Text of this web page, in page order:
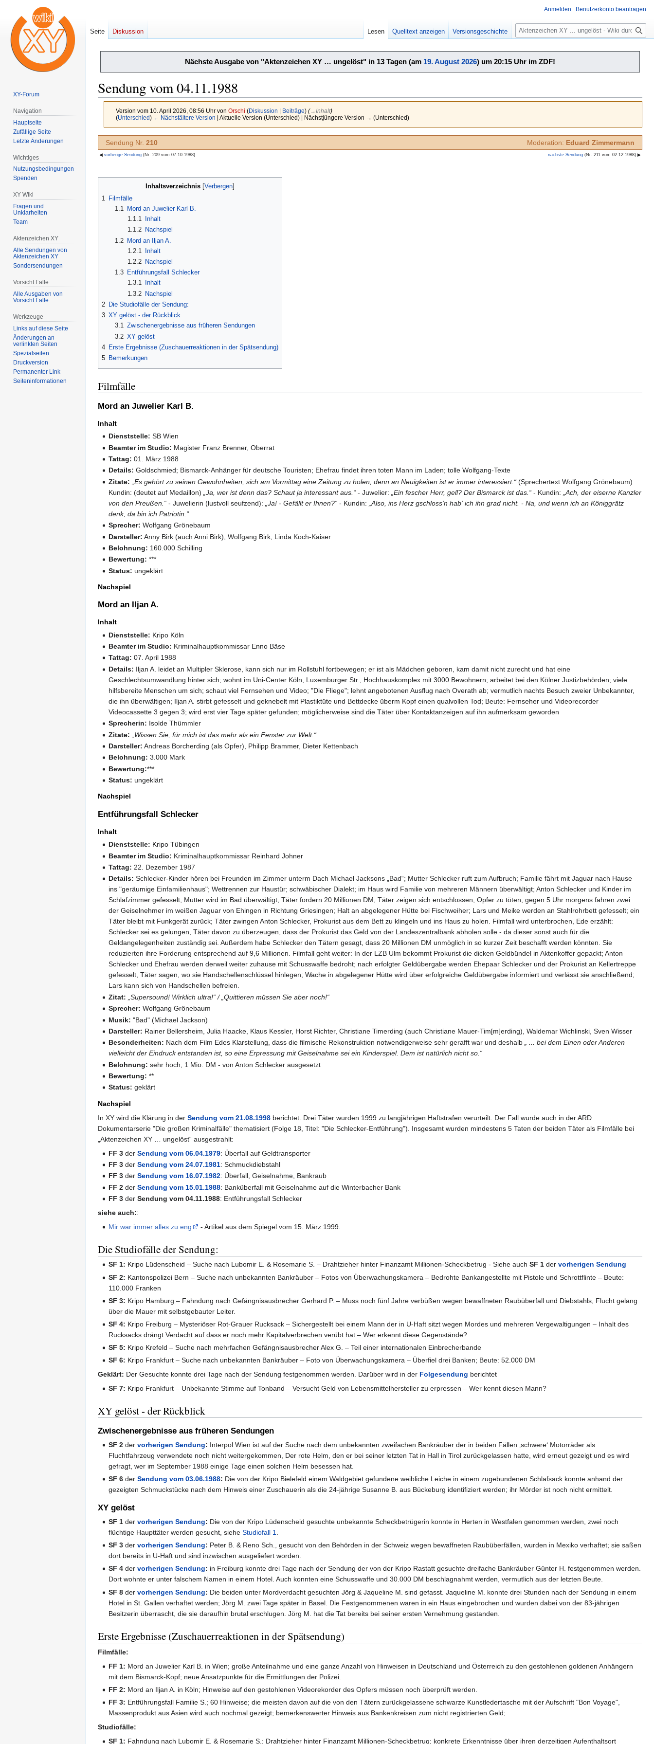
Nächste Ausgabe von "Aktenzeichen XY … ungelöst" in 13 Tagen (am 19. August 2026) um 20:15 Uhr im ZDF!
Sendung vom 04.11.1988
Version vom 10. April 2026, 08:56 Uhr von Orschi (Diskussion | Beiträge) (→‎Inhalt)
(Unterschied) ← Nächstältere Version | Aktuelle Version (Unterschied) | Nächstjüngere Version → (Unterschied)
Zur
Navigation
Zur
Suche
Sendung Nr. 210 Moderation: Eduard Zimmermann
◀ vorherige Sendung (Nr. 209 vom 07.10.1988) nächste Sendung (Nr. 211 vom 02.12.1988) ▶
Inhaltsverzeichnis
1 Filmfälle
1.1
Mord an Juwelier Karl B.
1.1.1
Inhalt
1.1.2 Nachspiel
1.2
Mord an Iljan A.
1.2.1
Inhalt
1.2.2 Nachspiel
1.3
Entführungsfall Schlecker
1.3.1
Inhalt
1.3.2 Nachspiel
2 Die Studiofälle der Sendung:
3 XY gelöst - der Rückblick
3.1 Zwischenergebnisse aus früheren Sendungen
3.2 XY gelöst
4 Erste Ergebnisse (Zuschauerreaktionen in der Spätsendung)
5 Bemerkungen
Filmfälle
Mord an Juwelier Karl B.
Inhalt
Dienststelle: SB Wien
Beamter im Studio: Magister Franz Brenner, Oberrat
Tattag: 01. März 1988
Details: Goldschmied; Bismarck-Anhänger für deutsche Touristen; Ehefrau findet ihren toten Mann im Laden; tolle Wolfgang-Texte
Zitate:
„Es gehört zu seinen Gewohnheiten, sich am Vormittag eine Zeitung zu holen, denn an Neuigkeiten ist er immer interessiert.“ (Sprechertext Wolfgang Grönebaum)
Kundin: (deutet auf Medaillon)
„Ja, wer ist denn das? Schaut ja interessant aus.“ - Juwelier: „Ein fescher Herr, gell? Der Bismarck ist das.“ - Kundin:
„Ach, der eiserne Kanzler
von den Preußen.“ - Juwelierin (lustvoll seufzend): „Ja! - Gefällt er Ihnen?“ - Kundin:
„Also, ins Herz gschloss'n hab' ich ihn grad nicht. - Na, und wenn ich an Königgrätz
denk, da bin ich Patriotin.“
Sprecher: Wolfgang Grönebaum
Darsteller: Anny Birk (auch Anni Birk), Wolfgang Birk, Linda Koch-Kaiser
Belohnung: 160.000 Schilling
Bewertung: ***
Status: ungeklärt
Nachspiel
Mord an Iljan A.
Inhalt
Dienststelle: Kripo Köln
Beamter im Studio: Kriminalhauptkommissar Enno Bäse
Tattag: 07. April 1988
Details: Iljan A. leidet an Multipler Sklerose, kann sich nur im Rollstuhl fortbewegen; er ist als Mädchen geboren, kam damit nicht zurecht und hat eine
Geschlechtsumwandlung hinter sich; wohnt im Uni-Center Köln, Luxemburger Str., Hochhauskomplex mit 3000 Bewohnern; arbeitet bei den Kölner Justizbehörden; viele
hilfsbereite Menschen um sich; schaut viel Fernsehen und Video; "Die Fliege"; lehnt angebotenen Ausflug nach Overath ab; vermutlich nachts Besuch zweier Unbekannter,
die ihn überwältigen; Iljan A. stirbt gefesselt und geknebelt mit Plastiktüte und Bettdecke überm Kopf einen qualvollen Tod; Beute: Fernseher und Videorecorder
Videocassette 3 gegen 3; wird erst vier Tage später gefunden; möglicherweise sind die Täter über Kontaktanzeigen auf ihn aufmerksam geworden
Sprecherin: Isolde Thümmler
Zitate:
„Wissen Sie, für mich ist das mehr als ein Fenster zur Welt.“
Darsteller: Andreas Borcherding (als Opfer), Philipp Brammer, Dieter Kettenbach
Belohnung: 3.000 Mark
Bewertung:***
Status: ungeklärt
Nachspiel
Entführungsfall Schlecker
Inhalt
Dienststelle: Kripo Tübingen
Beamter im Studio: Kriminalhauptkommissar Reinhard Johner
Tattag: 22. Dezember 1987
Details: Schlecker-Kinder hören bei Freunden im Zimmer unterm Dach Michael Jacksons „Bad“; Mutter Schlecker ruft zum Aufbruch; Familie fährt mit Jaguar nach Hause
ins "geräumige Einfamilienhaus"; Wettrennen zur Haustür; schwäbischer Dialekt; im Haus wird Familie von mehreren Männern überwältigt; Anton Schlecker und Kinder im
Schlafzimmer gefesselt, Mutter wird im Bad überwältigt; Täter fordern 20 Millionen DM; Täter zeigen sich entschlossen, Opfer zu töten; gegen 5 Uhr morgens fahren zwei
der Geiselnehmer im weißen Jaguar von Ehingen in Richtung Griesingen; Halt an abgelegener Hütte bei Fischweiher; Lars und Meike werden an Stahlrohrbett gefesselt; ein
Täter bleibt mit Funkgerät zurück; Täter zwingen Anton Schlecker, Prokurist aus dem Bett zu klingeln und ins Haus zu holen. Filmfall wird unterbrochen, Ede erzählt:
Schlecker sei es gelungen, Täter davon zu überzeugen, dass der Prokurist das Geld von der Landeszentralbank abholen solle - da dieser sonst auch für die
Geldangelegenheiten zuständig sei. Außerdem habe Schlecker den Tätern gesagt, dass 20 Millionen DM unmöglich in so kurzer Zeit beschafft werden könnten. Sie
reduzierten ihre Forderung entsprechend auf 9,6 Millionen. Filmfall geht weiter: In der LZB Ulm bekommt Prokurist die dicken Geldbündel in Aktenkoffer gepackt; Anton
Schlecker und Ehefrau werden derweil weiter zuhause mit Schusswaffe bedroht; nach erfolgter Geldübergabe werden Ehepaar Schlecker und der Prokurist an Kellertreppe
gefesselt, Täter sagen, wo sie Handschellenschlüssel hinlegen; Wache in abgelegener Hütte wird über erfolgreiche Geldübergabe informiert und verlässt sie anschließend;
Lars kann sich von Handschellen befreien.
Zitat:
„Supersound! Wirklich ultra!“ / „Quittieren müssen Sie aber noch!“
Sprecher: Wolfgang Grönebaum
Musik: "Bad" (Michael Jackson)
Darsteller: Rainer Bellersheim, Julia Haacke, Klaus Kessler, Horst Richter, Christiane Timerding (auch Christiane Mauer-Tim[m]erding), Waldemar Wichlinski, Sven Wisser
Besonderheiten: Nach dem Film Edes Klarstellung, dass die filmische Rekonstruktion notwendigerweise sehr gerafft war und deshalb„ ... bei dem Einen oder Anderen
vielleicht der Eindruck entstanden ist, so eine Erpressung mit Geiselnahme sei ein Kinderspiel. Dem ist natürlich nicht so.“
Belohnung: sehr hoch, 1 Mio. DM - von Anton Schlecker ausgesetzt
Bewertung: **
Status: geklärt
Nachspiel
In XY wird die Klärung in der Sendung vom 21.08.1998 berichtet. Drei Täter wurden 1999 zu langjährigen Haftstrafen verurteilt. Der Fall wurde auch in der ARD
Dokumentarserie "Die großen Kriminalfälle" thematisiert (Folge 18, Titel: "Die Schlecker-Entführung"). Insgesamt wurden mindestens 5 Taten der beiden Täter als Filmfälle bei
„Aktenzeichen XY … ungelöst“ ausgestrahlt:
FF 3 derSendung vom 06.04.1979: Überfall auf Geldtransporter
FF 3 derSendung vom 24.07.1981: Schmuckdiebstahl
FF 3 derSendung vom 16.07.1982: Überfall, Geiselnahme, Bankraub
FF 2 derSendung vom 15.01.1988: Banküberfall mit Geiselnahme auf die Winterbacher Bank
FF 3 derSendung vom 04.11.1988: Entführungsfall Schlecker
siehe auch::
Mir war immer alles zu eng
- Artikel aus dem Spiegel vom 15. März 1999.
Die Studiofälle der Sendung:
SF 1: Kripo Lüdenscheid – Suche nach Lubomir E. & Rosemarie S. – Drahtzieher hinter Finanzamt Millionen-Scheckbetrug - Siehe auchSF 1 dervorherigen Sendung
SF 2: Kantonspolizei Bern – Suche nach unbekannten Bankräuber – Fotos von Überwachungskamera – Bedrohte Bankangestellte mit Pistole und Schrottflinte – Beute:
110.000 Franken
SF 3: Kripo Hamburg – Fahndung nach Gefängnisausbrecher Gerhard P. – Muss noch fünf Jahre verbüßen wegen bewaffneten Raubüberfall und Diebstahls, Flucht gelang
über die Mauer mit selbstgebauter Leiter.
SF 4: Kripo Freiburg – Mysteriöser Rot-Grauer Rucksack – Sichergestellt bei einem Mann der in U-Haft sitzt wegen Mordes und mehreren Vergewaltigungen – Inhalt des
Rucksacks drängt Verdacht auf dass er noch mehr Kapitalverbrechen verübt hat – Wer erkennt diese Gegenstände?
SF 5: Kripo Krefeld – Suche nach mehrfachen Gefängnisausbrecher Alex G. – Teil einer internationalen Einbrecherbande
SF 6: Kripo Frankfurt – Suche nach unbekannten Bankräuber – Foto von Überwachungskamera – Überfiel drei Banken; Beute: 52.000 DM
Geklärt: Der Gesuchte konnte drei Tage nach der Sendung festgenommen werden. Darüber wird in der Folgesendung berichtet
SF 7: Kripo Frankfurt – Unbekannte Stimme auf Tonband – Versucht Geld von Lebensmittelhersteller zu erpressen – Wer kennt diesen Mann?
XY gelöst - der Rückblick
Zwischenergebnisse aus früheren Sendungen
SF 2 dervorherigen Sendung: Interpol Wien ist auf der Suche nach dem unbekannten zweifachen Bankräuber der in beiden Fällen ‚schwere‘ Motorräder als
Fluchtfahrzeug verwendete noch nicht weitergekommen, Der rote Helm, den er bei seiner letzten Tat in Hall in Tirol zurückgelassen hatte, wird erneut gezeigt und es wird
gefragt, wer im September 1988 einige Tage einen solchen Helm besessen hat.
SF 6 derSendung vom 03.06.1988: Die von der Kripo Bielefeld einem Waldgebiet gefundene weibliche Leiche in einem zugebundenen Schlafsack konnte anhand der
gezeigten Schmuckstücke nach dem Hinweis einer Zuschauerin als die 24-jährige Susanne B. aus Bückeburg identifiziert werden; ihr Mörder ist noch nicht ermittelt.
XY gelöst
SF 1 dervorherigen Sendung: Die von der Kripo Lüdenscheid gesuchte unbekannte Scheckbetrügerin konnte in Herten in Westfalen genommen werden, zwei noch
flüchtige Haupttäter werden gesucht, sieheStudiofall 1
SF 3 dervorherigen Sendung: Peter B. & Reno Sch., gesucht von den Behörden in der Schweiz wegen bewaffneten Raubüberfällen, wurden in Mexiko verhaftet; sie saßen
dort bereits in U-Haft und sind inzwischen ausgeliefert worden.
SF 4 dervorherigen Sendung: in Freiburg konnte drei Tage nach der Sendung der von der Kripo Rastatt gesuchte dreifache Bankräuber Günter H. festgenommen werden.
Dort wohnte er unter falschem Namen in einem Hotel. Auch konnten eine Schusswaffe und 30.000 DM beschlagnahmt werden, vermutlich aus der letzten Beute.
SF 8 dervorherigen Sendung: Die beiden unter Mordverdacht gesuchten Jörg & Jaqueline M. sind gefasst. Jaqueline M. konnte drei Stunden nach der Sendung in einem
Hotel in St. Gallen verhaftet werden; Jörg M. zwei Tage später in Basel. Die Festgenommenen waren in ein Haus eingebrochen und wurden dabei von der 83-jährigen
Besitzerin überrascht, die sie daraufhin brutal erschlugen. Jörg M. hat die Tat bereits bei seiner ersten Vernehmung gestanden.
Erste Ergebnisse (Zuschauerreaktionen in der Spätsendung)
Filmfälle:
FF 1: Mord an Juwelier Karl B. in Wien; große Anteilnahme und eine ganze Anzahl von Hinweisen in Deutschland und Österreich zu den gestohlenen goldenen Anhängern
mit dem Bismarck-Kopf; neue Ansatzpunkte für die Ermittlungen der Polizei.
FF 2: Mord an Iljan A. in Köln; Hinweise auf den gestohlenen Videorekorder des Opfers müssen noch überprüft werden.
FF 3: Entführungsfall Familie S.; 60 Hinweise; die meisten davon auf die von den Tätern zurückgelassene schwarze Kunstledertasche mit der Aufschrift "Bon Voyage",
Massenprodukt aus Asien wird auch nochmal gezeigt; bemerkenswerter Hinweis aus Bankenkreisen zum nicht registrierten Geld;
Studiofälle:
SF 1: Fahndung nach Lubomir E. & Rosemarie S.; Drahtzieher hinter Finanzamt Millionen-Scheckbetrug; konkrete Erkenntnisse über ihren derzeitigen Aufenthaltsort
Anmelden Benutzerkonto beantragen
Seite Diskussion Lesen Quelltext anzeigen Versionsgeschichte
Suche
XY-Forum
Navigation
Hauptseite
Zufällige Seite
Letzte Änderungen
Wichtiges
Nutzungsbedingungen
Spenden
XY Wiki
Fragen und
Unklarheiten
Team
Aktenzeichen XY
Alle Sendungen von
Aktenzeichen XY
Sondersendungen
Vorsicht Falle
Alle Ausgaben von
Vorsicht Falle
Werkzeuge
Links auf diese Seite
Änderungen an
verlinkten Seiten
Spezialseiten
Druckversion
Permanenter Link
Seiten­­informationen